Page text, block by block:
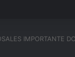
IMPORTANTE